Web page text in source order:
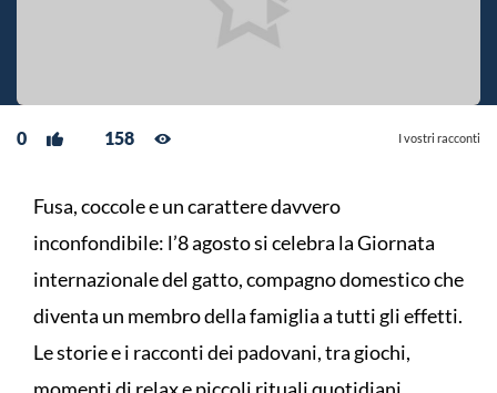
0 158 I vostri racconti
Fusa, coccole e un carattere davvero
inconfondibile: l’8 agosto si celebra la Giornata
internazionale del gatto, compagno domestico che
diventa un membro della famiglia a tutti gli effetti.
Le storie e i racconti dei padovani, tra giochi,